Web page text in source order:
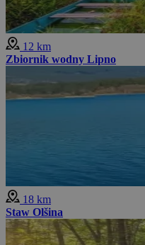
12 km
Zbiornik wodny Lipno
18 km
Staw Olšina